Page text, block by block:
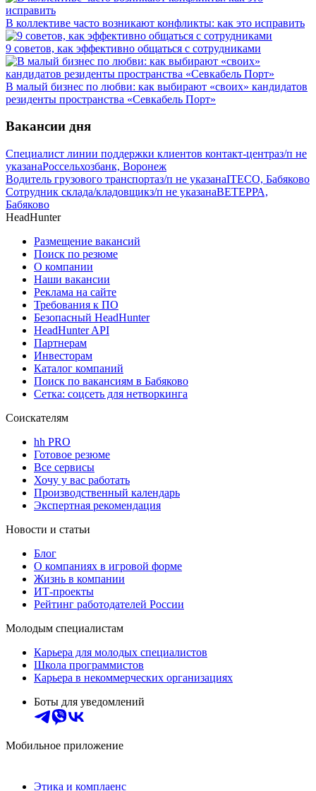
В коллективе часто возникают конфликты: как это исправить
9 советов, как эффективно общаться с сотрудниками
В малый бизнес по любви: как выбирают «своих» кандидатов
резиденты пространства «Севкабель Порт»
Вакансии дня
Специалист линии поддержки клиентов контакт-центраз/п не
указанаРоссельхозбанк, Воронеж
Водитель грузового транспортаз/п не указанаITECO, Бабяково
Сотрудник склада/кладовщикз/п не указанаВЕТЕРРА,
Бабяково
HeadHunter
Размещение вакансий
Поиск по резюме
О компании
Наши вакансии
Реклама на сайте
Требования к ПО
Безопасный HeadHunter
HeadHunter API
Партнерам
Инвесторам
Каталог компаний
Поиск по вакансиям в Бабяково
Сетка: соцсеть для нетворкинга
Соискателям
hh PRO
Готовое резюме
Все сервисы
Хочу у вас работать
Производственный календарь
Экспертная рекомендация
Новости и статьи
Блог
О компаниях в игровой форме
Жизнь в компании
ИТ-проекты
Рейтинг работодателей России
Молодым специалистам
Карьера для молодых специалистов
Школа программистов
Карьера в некоммерческих организациях
Боты для уведомлений
Мобильное приложение
Этика и комплаенс